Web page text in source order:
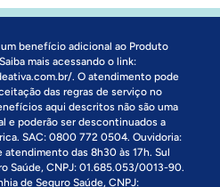
um benefício adicional ao Produto
mais acessando o link:
. O atendimento pode
das regras de serviço no
aqui descritos não são uma
e poderão ser descontinuados a
SAC: 0800 772 0504. Ouvidoria:
das 8h30 às 17h. Sul
Saúde, CNPJ: 01.685.053/0013-90.
de Seguro Saúde, CNPJ: